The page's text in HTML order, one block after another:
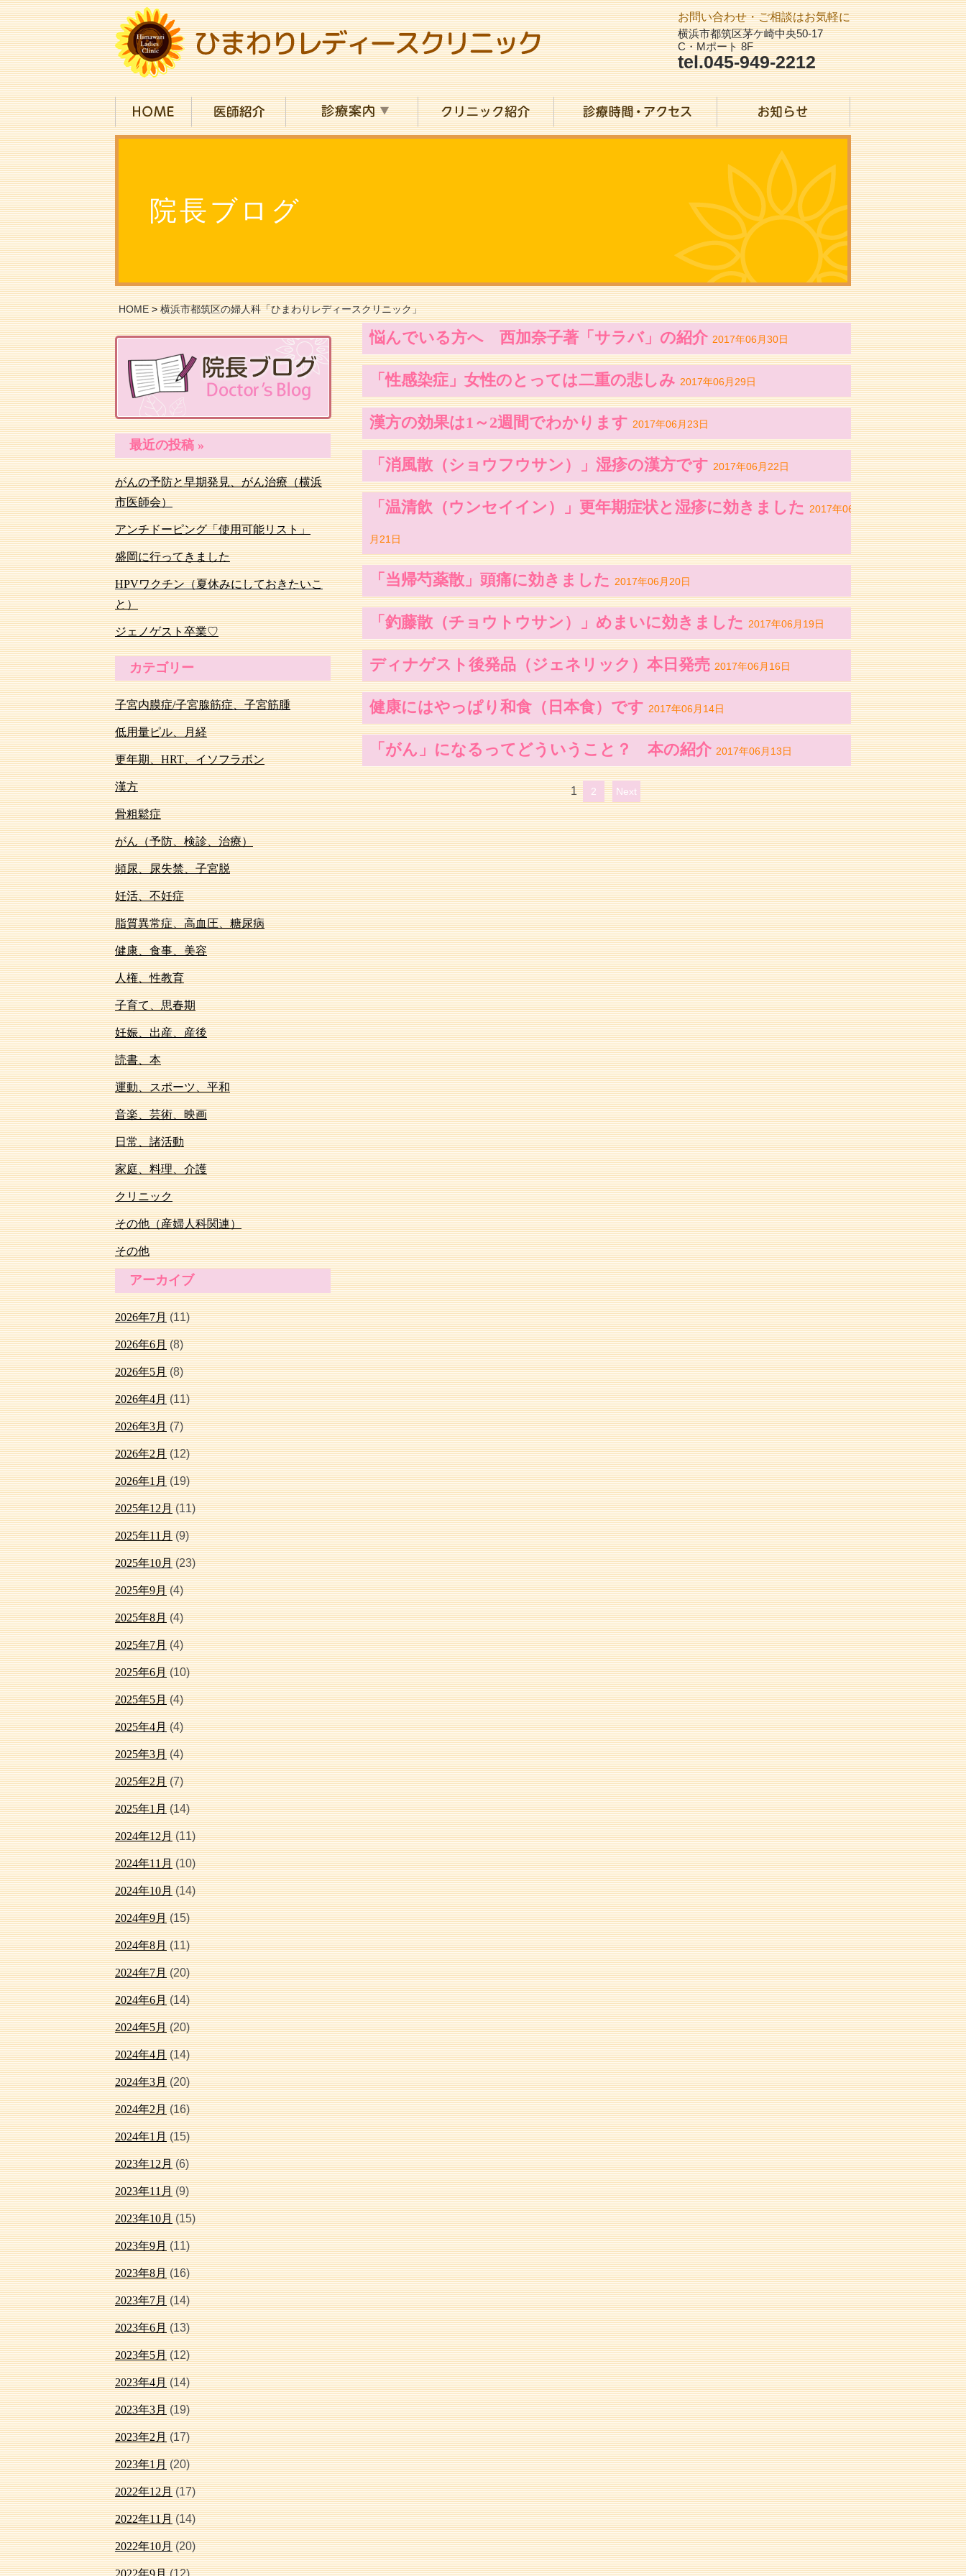
お問い合わせ・ご相談はお気軽に
横浜市都筑区茅ケ崎中央50-17
C・Mポート 8F
tel.045-949-2212
院長ブログ
HOME>横浜市都筑区の婦人科「ひまわりレディースクリニック」
悩んでいる方へ 西加奈子著「サラバ」の紹介 2017年06月30日
「性感染症」女性のとっては二重の悲しみ 2017年06月29日
漢方の効果は1～2週間でわかります 2017年06月23日
「消風散（ショウフウサン）」湿疹の漢方です 2017年06月22日
「温清飲（ウンセイイン）」更年期症状と湿疹に効きました 2017年06
月21日
「当帰芍薬散」頭痛に効きました 2017年06月20日
「釣藤散（チョウトウサン）」めまいに効きました 2017年06月19日
ディナゲスト後発品（ジェネリック）本日発売 2017年06月16日
健康にはやっぱり和食（日本食）です 2017年06月14日
「がん」になるってどういうこと？ 本の紹介 2017年06月13日
1 2 Next
最近の投稿 »
がんの予防と早期発見、がん治療（横浜
市医師会）
アンチドーピング「使用可能リスト」
盛岡に行ってきました
HPVワクチン（夏休みにしておきたいこ
と）
ジェノゲスト卒業♡
カテゴリー
子宮内膜症/子宮腺筋症、子宮筋腫
低用量ピル、月経
更年期、HRT、イソフラボン
漢方
骨粗鬆症
がん（予防、検診、治療）
頻尿、尿失禁、子宮脱
妊活、不妊症
脂質異常症、高血圧、糖尿病
健康、食事、美容
人権、性教育
子育て、思春期
妊娠、出産、産後
読書、本
運動、スポーツ、平和
音楽、芸術、映画
日常、諸活動
家庭、料理、介護
クリニック
その他（産婦人科関連）
その他
アーカイブ
2026年7月(11)
2026年6月(8)
2026年5月(8)
2026年4月(11)
2026年3月(7)
2026年2月(12)
2026年1月(19)
2025年12月(11)
2025年11月(9)
2025年10月(23)
2025年9月(4)
2025年8月(4)
2025年7月(4)
2025年6月(10)
2025年5月(4)
2025年4月(4)
2025年3月(4)
2025年2月(7)
2025年1月(14)
2024年12月(11)
2024年11月(10)
2024年10月(14)
2024年9月(15)
2024年8月(11)
2024年7月(20)
2024年6月(14)
2024年5月(20)
2024年4月(14)
2024年3月(20)
2024年2月(16)
2024年1月(15)
2023年12月(6)
2023年11月(9)
2023年10月(15)
2023年9月(11)
2023年8月(16)
2023年7月(14)
2023年6月(13)
2023年5月(12)
2023年4月(14)
2023年3月(19)
2023年2月(17)
2023年1月(20)
2022年12月(17)
2022年11月(14)
2022年10月(20)